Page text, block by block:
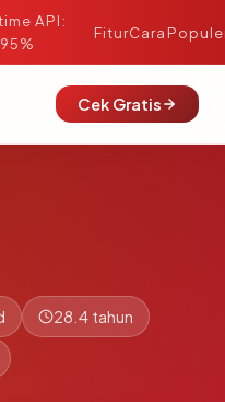
API:
FiturCara
Cek Gratis
28.4 tahun